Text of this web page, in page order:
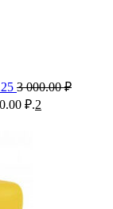
3 000.00₽
₽.2